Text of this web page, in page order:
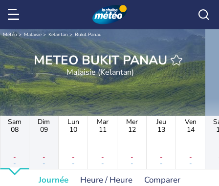
Météo Malaisie Kelantan Bukit Panau
METEO BUKIT PANAU
Malaisie (Kelantan)
Sam
08
-
-
Dim
09
-
-
Lun
10
-
-
Mar
11
-
-
Mer
12
-
-
Jeu
13
-
-
Ven
14
-
-
Journée Heure / Heure Comparer